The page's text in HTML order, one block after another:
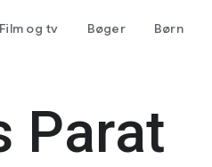
Film og tv Bøger Børn
Parat